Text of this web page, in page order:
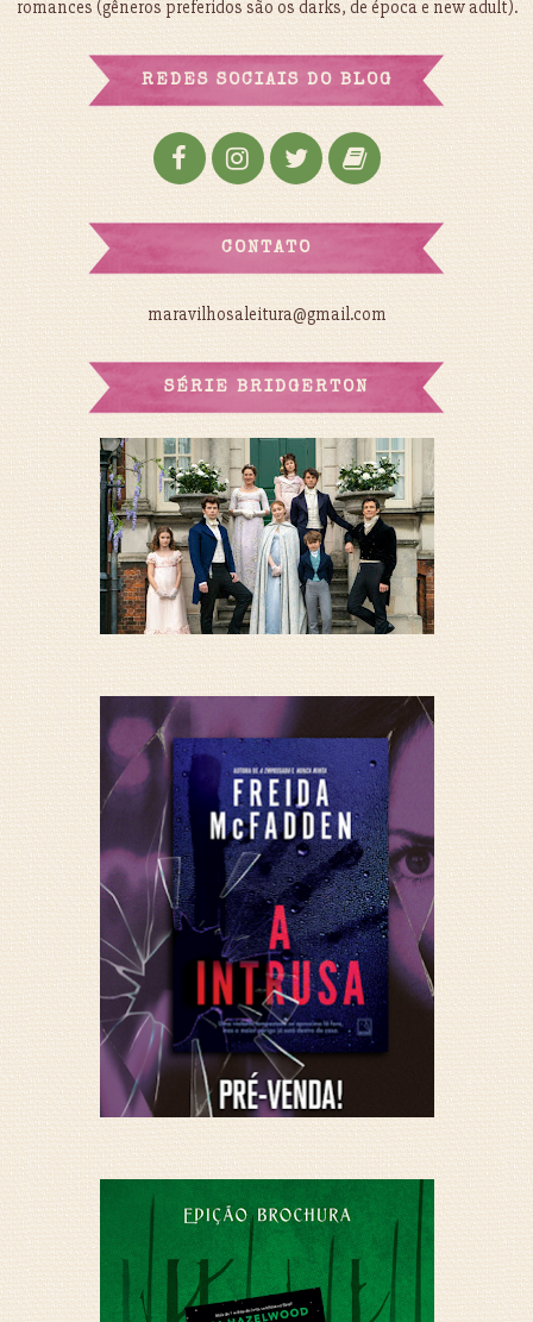
romances (gêneros preferidos são os darks, de época e new adult).
REDES SOCIAIS DO BLOG
CONTATO
maravilhosaleitura@gmail.com
SÉRIE BRIDGERTON